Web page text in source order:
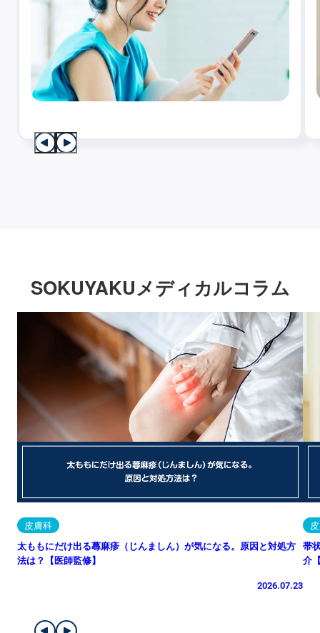
SOKUYAKUメディカルコラム
皮膚科
太ももにだけ出る蕁麻疹（じんましん）が気になる。原因と対処方
法は？【医師監修】
2026.07.23
帯
介